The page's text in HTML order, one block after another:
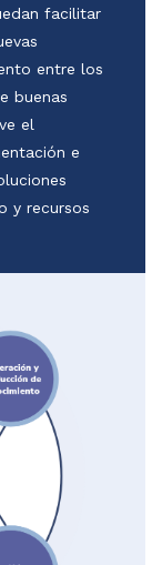
facilitar
entre los
buenas
el
e
y recursos